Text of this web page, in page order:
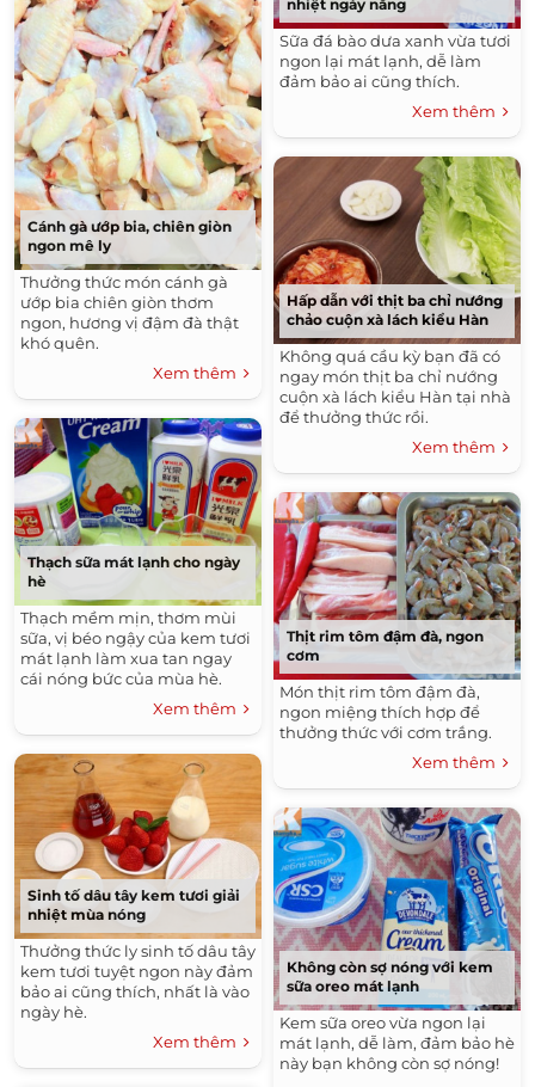
Cánh gà ướp bia, chiên giòn
ngon mê ly
Thưởng thức món cánh gà
ướp bia chiên giòn thơm
ngon, hương vị đậm đà thật
khó quên.
Xem thêm
Thạch sữa mát lạnh cho ngày
hè
Thạch mềm mịn, thơm mùi
sữa, vị béo ngậy của kem tươi
mát lạnh làm xua tan ngay
cái nóng bức của mùa hè.
Xem thêm
Sinh tố dâu tây kem tươi giải
nhiệt mùa nóng
Thưởng thức ly sinh tố dâu tây
kem tươi tuyệt ngon này đảm
bảo ai cũng thích, nhất là vào
ngày hè.
Xem thêm
nhiệt ngày nắng
Sữa đá bào dưa xanh vừa tươi
ngon lại mát lạnh, dễ làm
đảm bảo ai cũng thích.
Xem thêm
Hấp dẫn với thịt ba chỉ nướng
chảo cuộn xà lách kiểu Hàn
Không quá cầu kỳ bạn đã có
ngay món thịt ba chỉ nướng
cuộn xà lách kiểu Hàn tại nhà
để thưởng thức rồi.
Xem thêm
Thịt rim tôm đậm đà, ngon
cơm
Món thịt rim tôm đậm đà,
ngon miệng thích hợp để
thưởng thức với cơm trắng.
Xem thêm
Không còn sợ nóng với kem
sữa oreo mát lạnh
Kem sữa oreo vừa ngon lại
mát lạnh, dễ làm, đảm bảo hè
này bạn không còn sợ nóng!